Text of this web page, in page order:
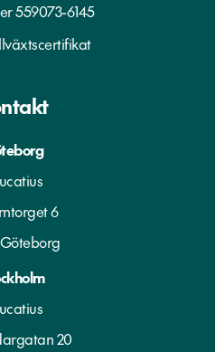
559073-6145
6
Göteborg
20